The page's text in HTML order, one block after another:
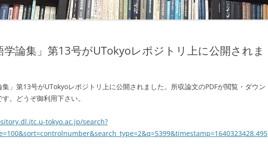
学論集」第13号がUTokyoレポジトリ上に公開されま
集」第13号がUTokyoレポジトリ上に公開されました。所収論文のPDFが閲覧・ダウン
。どうぞ御利用下さい。
tokyo.ac.jp/search?